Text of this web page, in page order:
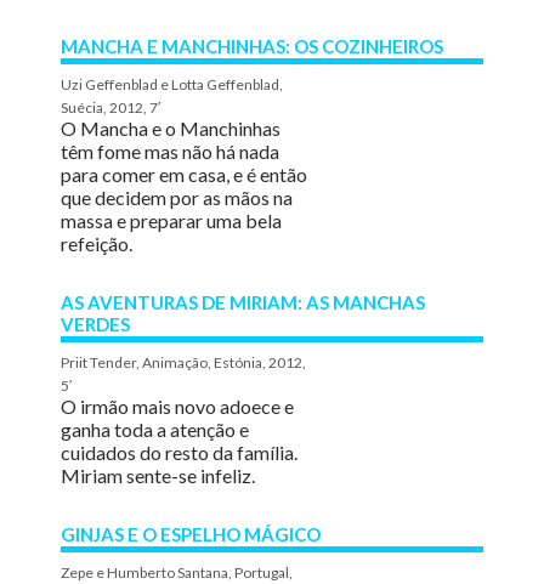
MANCHA E MANCHINHAS: OS COZINHEIROS
Uzi Geffenblad e Lotta Geffenblad,
Suécia, 2012, 7′
O Mancha e o Manchinhas
têm fome mas não há nada
para comer em casa, e é então
que decidem por as mãos na
massa e preparar uma bela
refeição.
AS AVENTURAS DE MIRIAM: AS MANCHAS
VERDES
Priit Tender, Animação, Estónia, 2012,
5′
O irmão mais novo adoece e
ganha toda a atenção e
cuidados do resto da família.
Miriam sente-se infeliz.
GINJAS E O ESPELHO MÁGICO
Zepe e Humberto Santana, Portugal,